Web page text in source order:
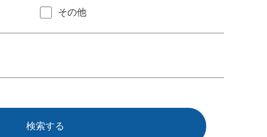
その他
検索する